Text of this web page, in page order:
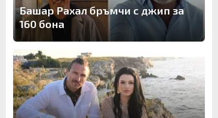
Башар Рахал бръмчи с джип за
160 бона